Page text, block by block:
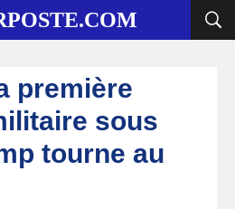
première
sous
tourne au